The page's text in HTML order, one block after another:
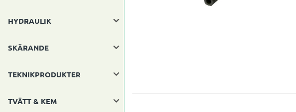
HYDRAULIK
SKÄRANDE
TEKNIKPRODUKTER
TVÄTT & KEM